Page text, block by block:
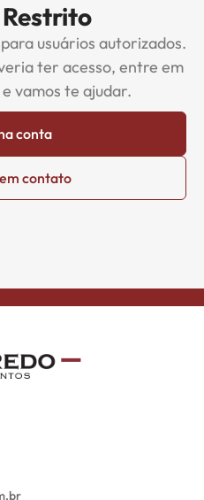
Restrito
usuários autorizados.
ter acesso, entre em
vamos te ajudar.
conta
contato